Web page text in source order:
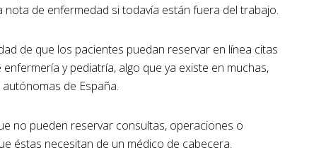
de enfermedad si todavía están fuera del trabajo.
de que los pacientes puedan reservar en línea citas
enfermería y pediatría, algo que ya existe en muchas,
de España.
no pueden reservar consultas, operaciones o
éstas necesitan de un médico de cabecera.